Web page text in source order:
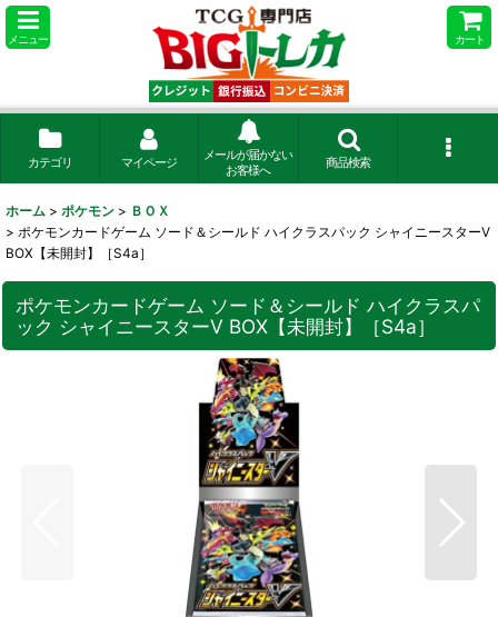
メニュー カート
カテゴリ マイページ
メールが届かない
お客様へ
商品検索
ホーム > ポケモン > ＢＯＸ
> ポケモンカードゲーム ソード＆シールド ハイクラスパック シャイニースターV
BOX【未開封】［S4a］
ポケモンカードゲーム ソード＆シールド ハイクラスパ
ック シャイニースターV BOX【未開封】［S4a］